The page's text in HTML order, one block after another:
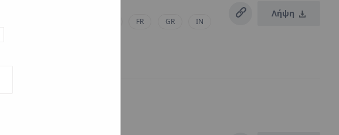
FR GR
IN
Λήψη